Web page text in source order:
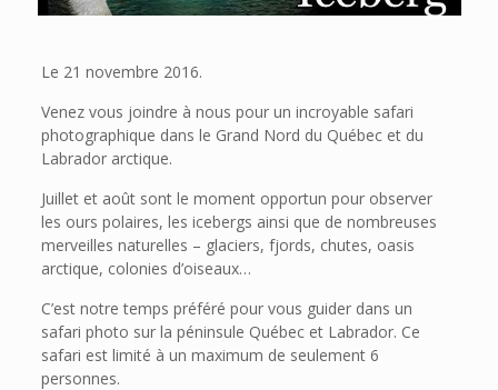
Le 21 novembre 2016.
Venez vous joindre à nous pour un incroyable safari
photographique dans le Grand Nord du Québec et du
Labrador arctique.
Juillet et août sont le moment opportun pour observer
les ours polaires, les icebergs ainsi que de nombreuses
merveilles naturelles – glaciers, fjords, chutes, oasis
arctique, colonies d’oiseaux…
C’est notre temps préféré pour vous guider dans un
safari photo sur la péninsule Québec et Labrador. Ce
safari est limité à un maximum de seulement 6
personnes.